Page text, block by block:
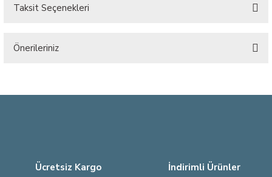
Taksit Seçenekleri
Önerileriniz
Ürün açıklamasında eksik bilgiler bulunuyor.
Ücretsiz Kargo İndirimli Ürünler